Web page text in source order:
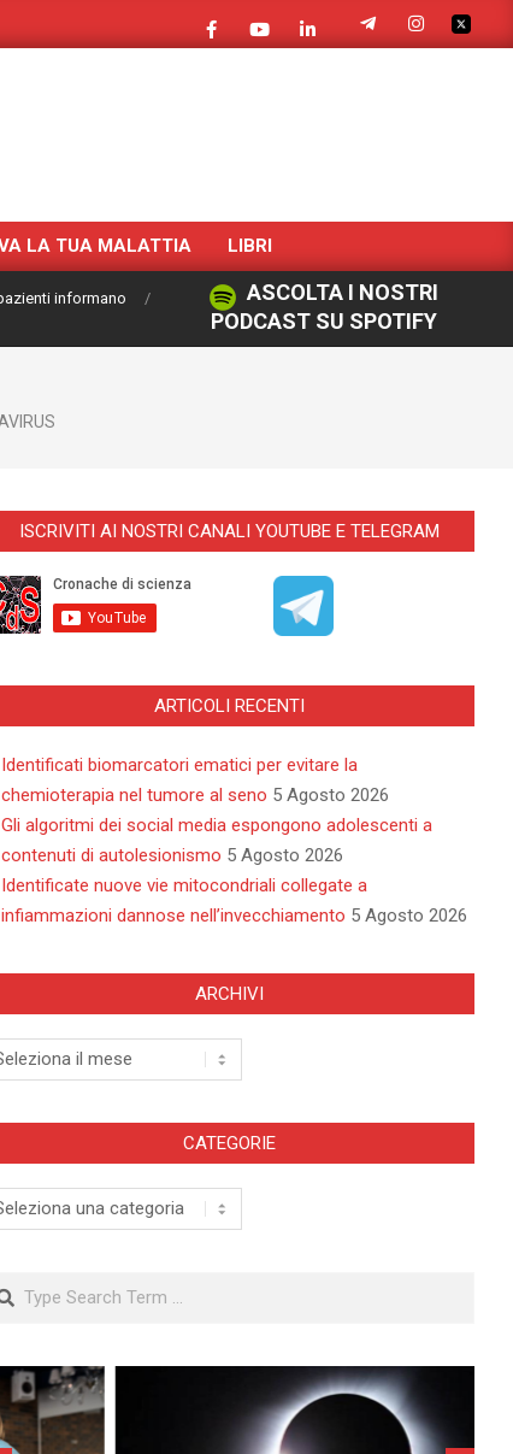
LA TUA MALATTIA LIBRI
informano
ASCOLTA I NOSTRI
PODCAST SU SPOTIFY
ISCRIVITI AI NOSTRI CANALI YOUTUBE E TELEGRAM
ARTICOLI RECENTI
Identificati biomarcatori ematici per evitare la
chemioterapia nel tumore al seno 5 Agosto 2026
Gli algoritmi dei social media espongono adolescenti a
contenuti di autolesionismo 5 Agosto 2026
Identificate nuove vie mitocondriali collegate a
infiammazioni dannose nell’invecchiamento 5 Agosto 2026
ARCHIVI
CATEGORIE